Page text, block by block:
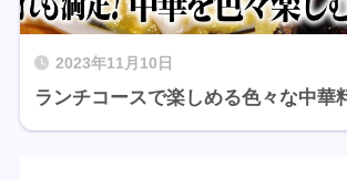
2023年11月10日
ランチコースで楽しめる色々な中華